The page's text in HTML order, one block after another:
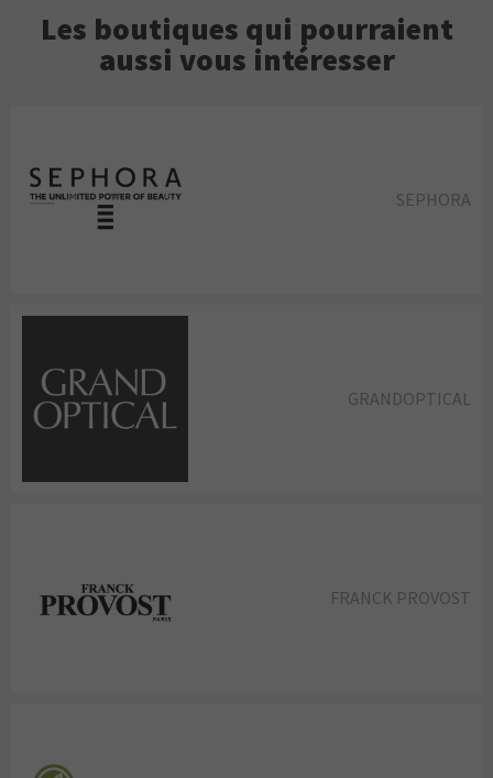
Les boutiques qui pourraient
aussi vous intéresser
SEPHORA
GRANDOPTICAL
FRANCK PROVOST